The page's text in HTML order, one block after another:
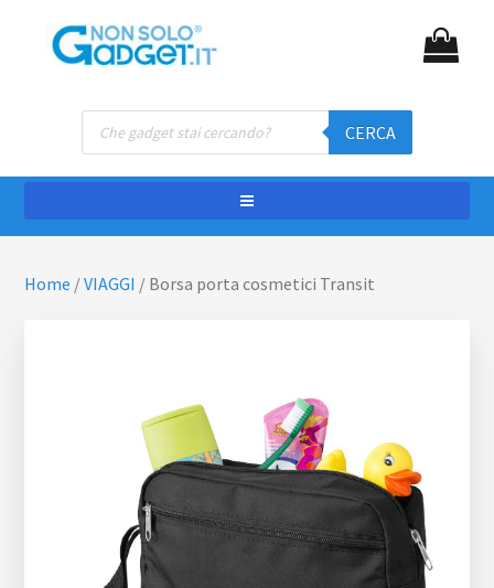
contenuto
NON SOLO GADGET
Gadget personalizzati
Ricerca
prodotti
CERCA
Home /VIAGGI / Borsa porta cosmetici Transit